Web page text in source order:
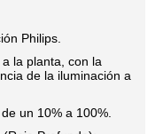
Philips.
la planta, con la
de la iluminación a
un 10% a 100%.